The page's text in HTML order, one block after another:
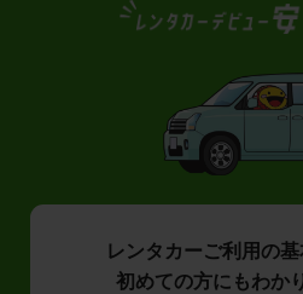
レンタカーご利用の基
初めての方にもわか